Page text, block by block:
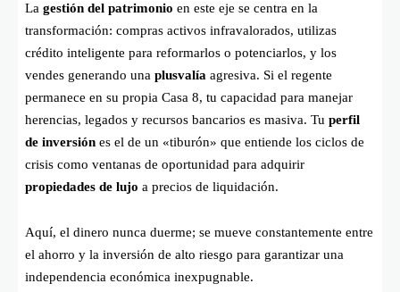
La gestión del patrimonio en este eje se centra en la
transformación: compras activos infravalorados, utilizas
crédito inteligente para reformarlos o potenciarlos, y los
vendes generando una plusvalía agresiva. Si el regente
permanece en su propia Casa 8, tu capacidad para manejar
herencias, legados y recursos bancarios es masiva. Tu perfil
de inversión es el de un «tiburón» que entiende los ciclos de
crisis como ventanas de oportunidad para adquirir
propiedades de lujo a precios de liquidación.
Aquí, el dinero nunca duerme; se mueve constantemente entre
el ahorro y la inversión de alto riesgo para garantizar una
independencia económica inexpugnable.